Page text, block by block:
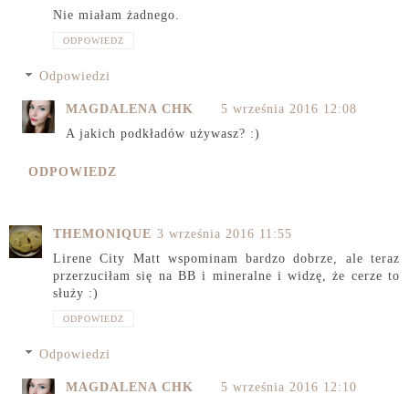
Nie miałam żadnego.
ODPOWIEDZ
Odpowiedzi
MAGDALENA CHK
5 września 2016 12:08
A jakich podkładów używasz? :)
ODPOWIEDZ
THEMONIQUE 3 września 2016 11:55
Lirene City Matt wspominam bardzo dobrze, ale teraz
przerzuciłam się na BB i mineralne i widzę, że cerze to
służy :)
ODPOWIEDZ
Odpowiedzi
MAGDALENA CHK
5 września 2016 12:10